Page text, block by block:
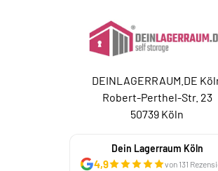
DEINLAGERRAUM.DE
Robert-Perthel-Str. 23
50739 Köln
Dein Lagerraum Köln
4,9 von 131